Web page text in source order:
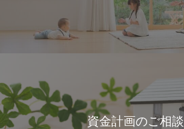
資金計画のご相談